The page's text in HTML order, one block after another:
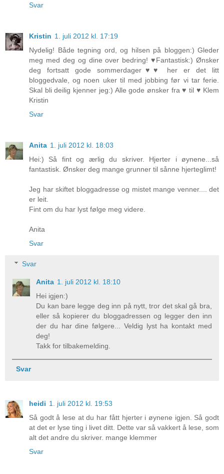
Svar
Kristin 1. juli 2012 kl. 17:19
Nydelig! Både tegning ord, og hilsen på bloggen:) Gleder
meg med deg og dine over bedring! ♥Fantastisk:) Ønsker
deg fortsatt gode sommerdager♥♥ her er det litt
bloggedvale, og noen uker til med jobbing før vi tar ferie.
Skal bli deilig kjenner jeg:) Alle gode ønsker fra ♥ til ♥ Klem
Kristin
Svar
Anita 1. juli 2012 kl. 18:03
Hei:) Så fint og ærlig du skriver. Hjerter i øynene...så
fantastisk. Ønsker deg mange grunner til sånne hjerteglimt!
Jeg har skiftet bloggadresse og mistet mange venner.... det
er leit.
Fint om du har lyst følge meg videre.
Anita
Svar
Svar
Anita 1. juli 2012 kl. 18:10
Hei igjen:)
Du kan bare legge deg inn på nytt, tror det skal gå bra,
eller så kopierer du bloggadressen og legger den inn
der du har dine følgere... Veldig lyst ha kontakt med
deg!
Takk for tilbakemelding.
Svar
heidi 1. juli 2012 kl. 19:53
Så godt å lese at du har fått hjerter i øynene igjen. Så godt
at det er lyse ting i livet ditt. Dette var så vakkert å lese, som
alt det andre du skriver. mange klemmer
Svar